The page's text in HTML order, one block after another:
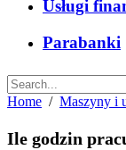
Usługi
Parabanki
Home / Maszyny i
Ile godzin